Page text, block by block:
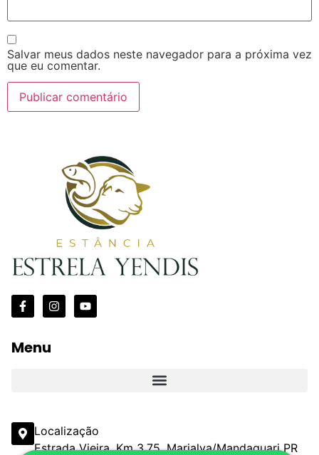
Salvar meus dados neste navegador para a próxima vez
que eu comentar.
Menu
Localização
Estrada Vieira, Km 3,75, Marialva/Mandaguari PR